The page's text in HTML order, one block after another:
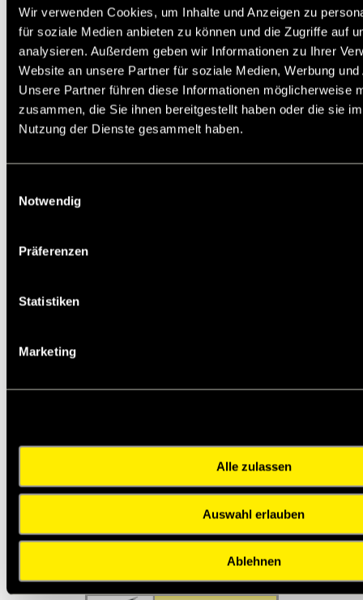
Wir verwenden Cookies, um Inhalte und Anzeigen zu
für soziale Medien anbieten zu können und die Zugriffe auf
analysieren. Außerdem geben wir Informationen zu Ihrer
Website an unsere Partner für soziale Medien, Werbung
Unsere Partner führen diese Informationen möglicherweise
zusammen, die Sie ihnen bereitgestellt haben oder die sie
Nutzung der Dienste gesammelt haben.
Notwendig
Präferenzen
Statistiken
Marketing
Alle zulassen
Auswahl erlauben
Ablehnen
Kupplungen,
Rutschkupplungen,
Kupplungen,
Verbindungswellen
Keilwellen und Naben,
Zahnwellen und Naben
Kugelbuchsen,